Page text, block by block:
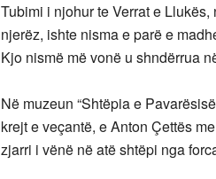
Tubimi i njohur te Verrat e
njerëz, ishte nisma e parë e
Kjo nismë më vonë u shndërrua
Në muzeun “Shtëpia e
krejt e veçantë, e Anton Çettës
zjarri i vënë në atë shtëpi nga